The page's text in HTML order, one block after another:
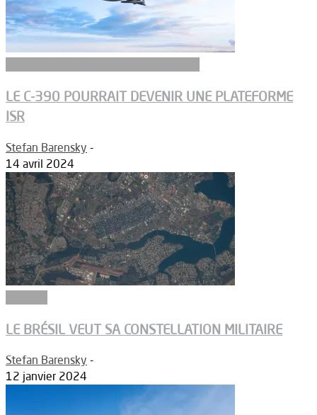
LE C-390 POURRAIT DEVENIR UNE PLATEFORME
ISR
Stefan Barensky -
14 avril 2024
LE BRÉSIL VEUT SA CONSTELLATION MILITAIRE
Stefan Barensky -
12 janvier 2024